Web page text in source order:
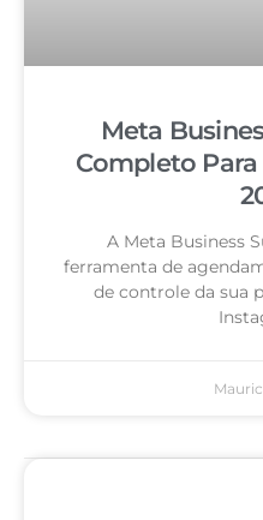
Meta
Completo
A Meta Business
ferramenta de
de controle da sua